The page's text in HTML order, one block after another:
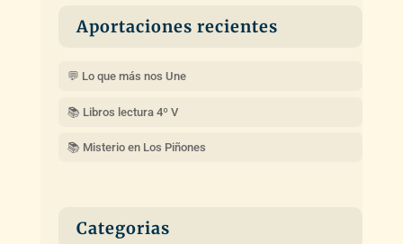
Aportaciones recientes
💬 Lo que más nos Une
📚 Libros lectura 4º V
📚 Misterio en Los Piñones
Categorias